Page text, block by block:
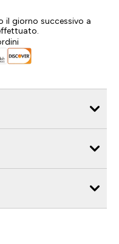
il giorno successivo a